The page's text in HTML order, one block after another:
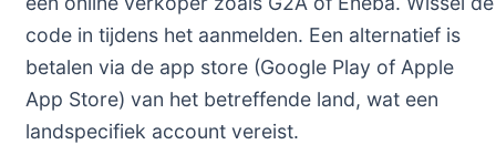
code in tijdens het aanmelden. Een alternatief is
betalen via de app store (Google Play of Apple
App Store) van het betreffende land, wat een
landspecifiek account vereist.